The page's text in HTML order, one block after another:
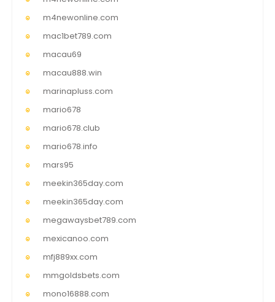
m4newonline.com
mac1bet789.com
macau69
macau888.win
marinapluss.com
mario678
mario678.club
mario678.info
mars95
meekin365day.com
meekin365day.com
megawaysbet789.com
mexicanoo.com
mfj889xx.com
mmgoldsbets.com
mono16888.com